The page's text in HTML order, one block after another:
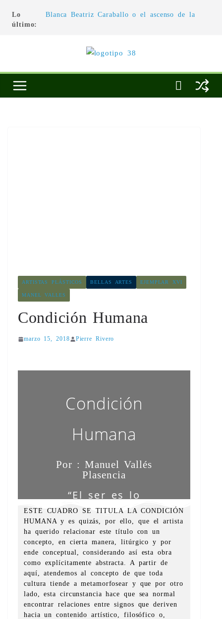
Lo
último:
Blanca Beatriz Caraballo o el ascenso de la
La Roldana: el descanso imposible de una
Utopías de un viajero
ARTISTAS PLÁSTICOS BELLAS ARTES EJEMPLAR XVI
MANEL VALLES
Condición Humana
marzo 15, 2018 Pierre Rivero
Condición
Humana
Por : Manuel Vallés
Plasencia
“El ser es lo
señalante” Heidegger
ESTE CUADRO SE TITULA LA CONDICIÓN
HUMANA y es quizás, por ello, que el artista
ha querido relacionar este título con un
concepto, en cierta manera, litúrgico y por
ende conceptual, considerando así esta obra
como explícitamente abstracta. A partir de
aquí, atendemos al concepto de que toda
cultura tiende a metamorfosear y que por otro
lado, esta circunstancia hace que sea normal
encontrar relaciones entre signos que deriven
hacia un contenido artístico, filosófico o,